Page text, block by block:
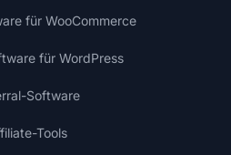
für WooCommerce
für WordPress
Software
Tools